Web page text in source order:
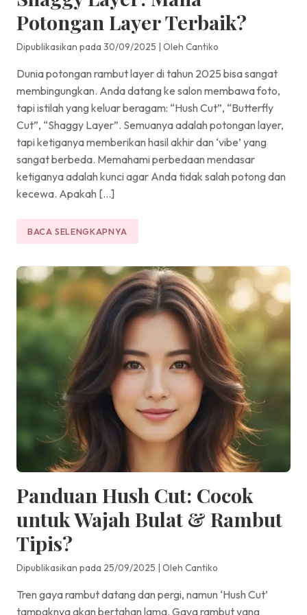
Potongan Layer Terbaik?
Dipublikasikan pada 30/09/2025 | Oleh Cantiko
Dunia potongan rambut layer di tahun 2025 bisa sangat
membingungkan. Anda datang ke salon membawa foto,
tapi istilah yang keluar beragam: “Hush Cut”, “Butterfly
Cut”, “Shaggy Layer”. Semuanya adalah potongan layer,
tapi ketiganya memberikan hasil akhir dan ‘vibe’ yang
sangat berbeda. Memahami perbedaan mendasar
ketiganya adalah kunci agar Anda tidak salah potong dan
kecewa. Apakah […]
BACA SELENGKAPNYA
Panduan Hush Cut: Cocok
untuk Wajah Bulat & Rambut
Tipis?
Dipublikasikan pada 25/09/2025 | Oleh Cantiko
Tren gaya rambut datang dan pergi, namun ‘Hush Cut’
tampaknya akan bertahan lama. Gaya rambut yang